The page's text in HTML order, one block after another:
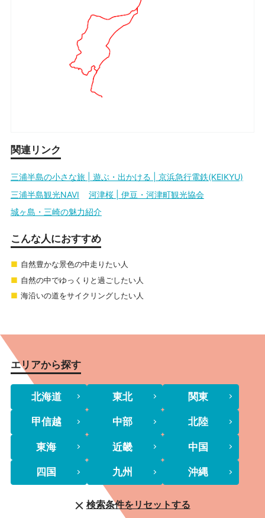
関連リンク
三浦半島の小さな旅 | 遊ぶ・出かける | 京浜急行電鉄(KEIKYU)
三浦半島観光NAVI
河津桜 | 伊豆・河津町観光協会
城ヶ島・三崎の魅力紹介
こんな人におすすめ
自然豊かな景色の中走りたい人
自然の中でゆっくりと過ごしたい人
海沿いの道をサイクリングしたい人
エリアから探す
北海道 東北 関東
甲信越 中部 北陸
東海 近畿 中国
四国 九州 沖縄
検索条件をリセットする